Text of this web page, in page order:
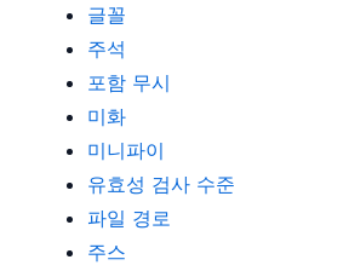
글꼴
주석
포함 무시
미화
미니파이
유효성 검사 수준
파일 경로
주스